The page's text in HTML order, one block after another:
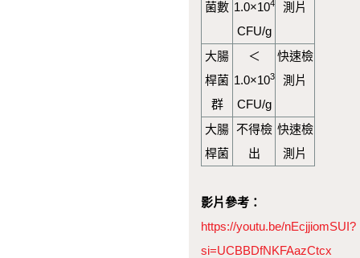
菌數 1.0×104
CFU/g
測片
大腸
桿菌
群
＜
1.0×103
CFU/g
快速檢
測片
大腸
桿菌
不得檢
出
快速檢
測片
影片參考：
https://youtu.be/nEcjjiomSUI?
si=UCBBDfNKFAazCtcx